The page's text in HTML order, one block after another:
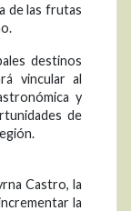
de las frutas
destinos
vincular al
y
de
Castro, la
la